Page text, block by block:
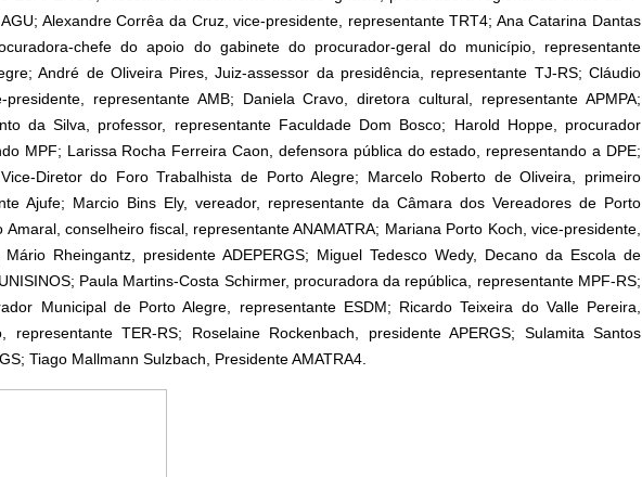
Alexandre Corrêa da Cruz, vice-presidente, representante TRT4; Ana Catarina Dantas
chefe do apoio do gabinete do procurador-geral do município, representante
André de Oliveira Pires, Juiz-assessor da presidência, representante TJ-RS; Cláudio
presidente, representante AMB; Daniela Cravo, diretora cultural, representante APMPA;
da Silva, professor, representante Faculdade Dom Bosco; Harold Hoppe, procurador
MPF; Larissa Rocha Ferreira Caon, defensora pública do estado, representando a DPE;
Diretor do Foro Trabalhista de Porto Alegre; Marcelo Roberto de Oliveira, primeiro
Ajufe; Marcio Bins Ely, vereador, representante da Câmara dos Vereadores de Porto
conselheiro fiscal, representante ANAMATRA; Mariana Porto Koch, vice-presidente,
Mário Rheingantz, presidente ADEPERGS; Miguel Tedesco Wedy, Decano da Escola de
Paula Martins-Costa Schirmer, procuradora da república, representante MPF-RS;
Municipal de Porto Alegre, representante ESDM; Ricardo Teixeira do Valle Pereira,
representante TER-RS; Roselaine Rockenbach, presidente APERGS; Sulamita Santos
Tiago Mallmann Sulzbach, Presidente AMATRA4.